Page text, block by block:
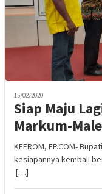
15/02/2020
Siap Maju
Markum-
KEEROM, FP.COM-
kesiapannya kembali
[…]